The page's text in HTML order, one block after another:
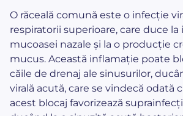
O răceală comună este o infecție
respiratorii superioare, care duce la
mucoasei nazale și la o producție
mucus. Această inflamație poate
căile de drenaj ale sinusurilor,
virală acută, care se vindecă odată
acest blocaj favorizează